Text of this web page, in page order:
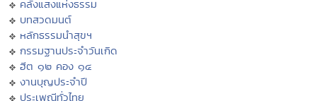
คลังแสงแห่งธรรม
บทสวดมนต์
หลักธรรมนำสุขฯ
กรรมฐานประจำวันเกิด
ฮีต ๑๒ คอง ๑๔
งานบุญประจำปี
ประเพณีทั่วไทย